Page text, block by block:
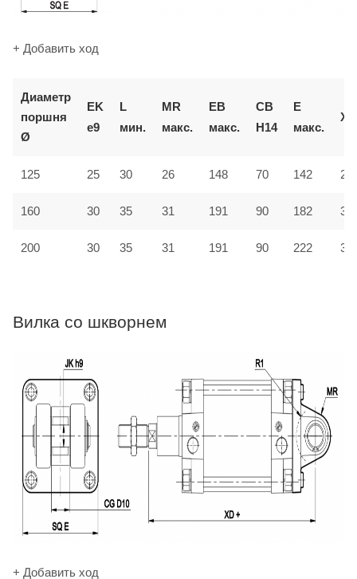
+ Добавить ход
Диаметр
поршня
Ø
EK
e9
L
мин.
MR
макс.
EB
макс.
CB
H14
E
макс.
125 25 30 26 148 70 142
160 30 35 31 191 90 182
200 30 35 31 191 90 222
Вилка со шкворнем
+ Добавить ход